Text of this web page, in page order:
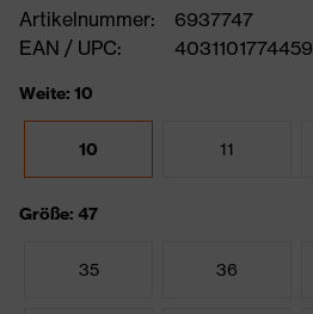
Artikelnummer:
6937747
EAN / UPC:
4031101774459
Weite: 10
10 11
Größe: 47
35 36